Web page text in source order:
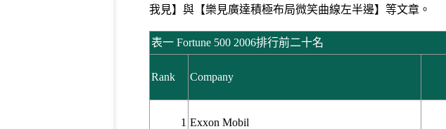
我見】與【樂見廣達積極布局微笑曲線左半邊】等文章。
表一 Fortune 500 2006排行前二十名
Rank Company
1 Exxon Mobil